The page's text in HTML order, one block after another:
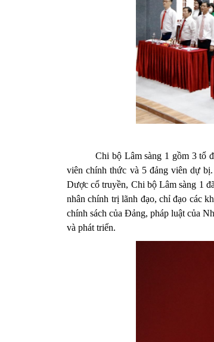
Chi bộ Lâm sàng 1 gồm 3 tổ
viên chính thức và 5 đảng viên dự
Dược cổ truyền, Chi bộ Lâm sàng 1
nhân chính trị lãnh đạo, chỉ đạo các
chính sách của Đảng, pháp luật của
và phát triển.